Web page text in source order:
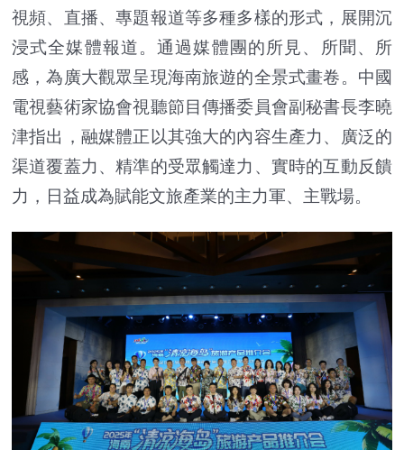
視頻、直播、專題報道等多種多樣的形式，展開沉
浸式全媒體報道。通過媒體團的所見、所聞、所
感，為廣大觀眾呈現海南旅遊的全景式畫卷。中國
電視藝術家協會視聽節目傳播委員會副秘書長李曉
津指出，融媒體正以其強大的內容生產力、廣泛的
渠道覆蓋力、精準的受眾觸達力、實時的互動反饋
力，日益成為賦能文旅產業的主力軍、主戰場。